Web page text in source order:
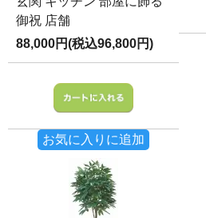
御祝 店舗
88,000円(税込96,800円)
お気に入りに追加